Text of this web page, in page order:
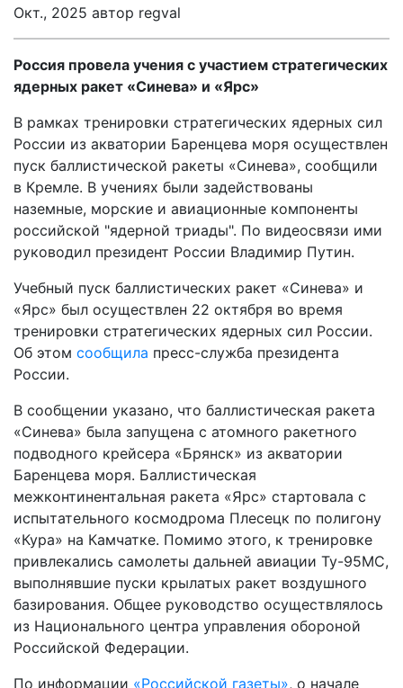
Окт., 2025 автор regval
Россия провела учения с участием стратегических
ядерных ракет «Синева» и «Ярс»
В рамках тренировки стратегических ядерных сил
России из акватории Баренцева моря осуществлен
пуск баллистической ракеты «Синева», сообщили
в Кремле. В учениях были задействованы
наземные, морские и авиационные компоненты
российской "ядерной триады". По видеосвязи ими
руководил президент России Владимир Путин.
Учебный пуск баллистических ракет «Синева» и
«Ярс» был осуществлен 22 октября во время
тренировки стратегических ядерных сил России.
Об этом сообщила пресс-служба президента
России.
В сообщении указано, что баллистическая ракета
«Синева» была запущена с атомного ракетного
подводного крейсера «Брянск» из акватории
Баренцева моря. Баллистическая
межконтинентальная ракета «Ярс» стартовала с
испытательного космодрома Плесецк по полигону
«Кура» на Камчатке. Помимо этого, к тренировке
привлекались самолеты дальней авиации Ту-95МС,
выполнявшие пуски крылатых ракет воздушного
базирования. Общее руководство осуществлялось
из Национального центра управления обороной
Российской Федерации.
По информации «Российской газеты», о начале